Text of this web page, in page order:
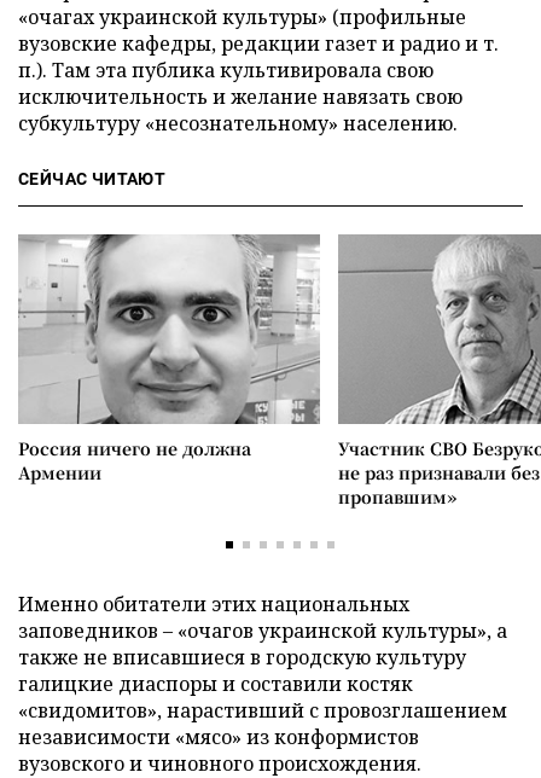
«очагах украинской культуры» (профильные
вузовские кафедры, редакции газет и радио и т.
п.). Там эта публика культивировала свою
исключительность и желание навязать свою
субкультуру «несознательному» населению.
СЕЙЧАС ЧИТАЮТ
Россия ничего не должна
Армении
Участник СВО
не раз признавали
пропавшим»
Именно обитатели этих национальных
заповедников – «очагов украинской культуры», а
также не вписавшиеся в городскую культуру
галицкие диаспоры и составили костяк
«свидомитов», нарастивший с провозглашением
независимости «мясо» из конформистов
вузовского и чиновного происхождения.